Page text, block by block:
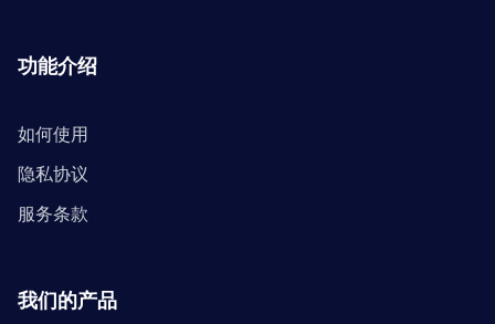
功能介绍
如何使用
隐私协议
服务条款
我们的产品